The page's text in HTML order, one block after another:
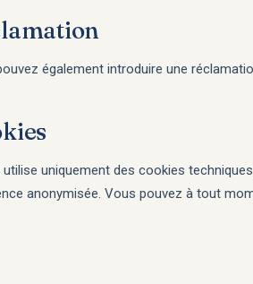
également introduire une
utilise uniquement des cookies
anonymisée. Vous pouvez à tout